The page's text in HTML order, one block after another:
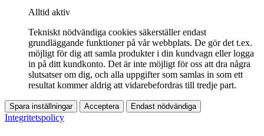
Alltid aktiv
Tekniskt nödvändiga cookies säkerställer endast
grundläggande funktioner på vår webbplats. De gör det t.ex.
möjligt för dig att samla produkter i din kundvagn eller logga
in på ditt kundkonto. Det är inte möjligt för oss att dra några
slutsatser om dig, och alla uppgifter som samlas in som ett
resultat kommer aldrig att vidarebefordras till tredje part.
Spara inställningar Acceptera Endast nödvändiga
Integritetspolicy